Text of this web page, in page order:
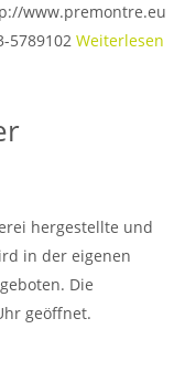
www.premontre.eu
5789102 Weiterlesen
hergestellte und
in der eigenen
Die
geöffnet.